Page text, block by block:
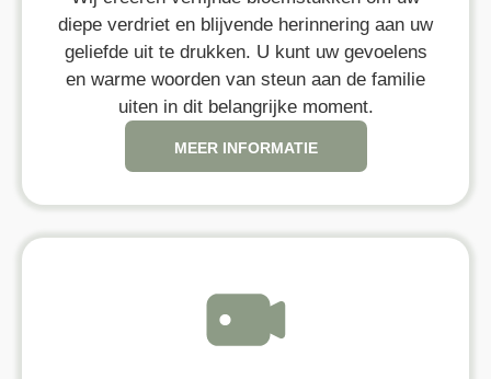
diepe verdriet en blijvende herinnering aan uw
geliefde uit te drukken. U kunt uw gevoelens
en warme woorden van steun aan de familie
uiten in dit belangrijke moment.
MEER INFORMATIE